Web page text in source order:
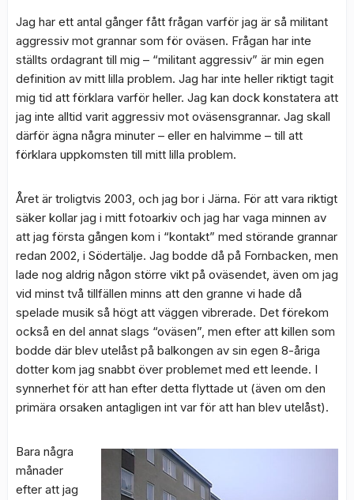
Jag har ett antal gånger fått frågan varför jag är så militant
aggressiv mot grannar som för oväsen. Frågan har inte
ställts ordagrant till mig – “militant aggressiv” är min egen
definition av mitt lilla problem. Jag har inte heller riktigt tagit
mig tid att förklara varför heller. Jag kan dock konstatera att
jag inte alltid varit aggressiv mot oväsensgrannar. Jag skall
därför ägna några minuter – eller en halvimme – till att
förklara uppkomsten till mitt lilla problem.
Året är troligtvis 2003, och jag bor i Järna. För att vara riktigt
säker kollar jag i mitt fotoarkiv och jag har vaga minnen av
att jag första gången kom i “kontakt” med störande grannar
redan 2002, i Södertälje. Jag bodde då på Fornbacken, men
lade nog aldrig någon större vikt på oväsendet, även om jag
vid minst två tillfällen minns att den granne vi hade då
spelade musik så högt att väggen vibrerade. Det förekom
också en del annat slags “oväsen”, men efter att killen som
bodde där blev utelåst på balkongen av sin egen 8-åriga
dotter kom jag snabbt över problemet med ett leende. I
synnerhet för att han efter detta flyttade ut (även om den
primära orsaken antagligen int var för att han blev utelåst).
Bara några
månader
efter att jag